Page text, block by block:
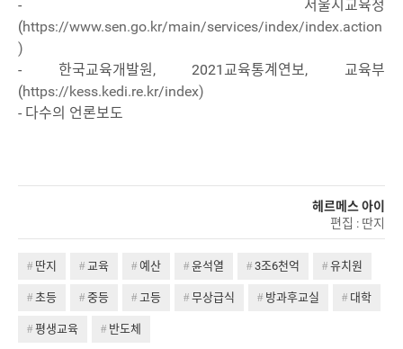
- 서울시교육청
(https://www.sen.go.kr/main/services/index/index.action
)
- 한국교육개발원, 2021교육통계연보, 교육부
(https://kess.kedi.re.kr/index)
- 다수의 언론보도
헤르메스 아이
편집 : 딴지
딴지 교육 예산 윤석열 3조6천억 유치원
초등 중등 고등 무상급식 방과후교실 대학
평생교육 반도체